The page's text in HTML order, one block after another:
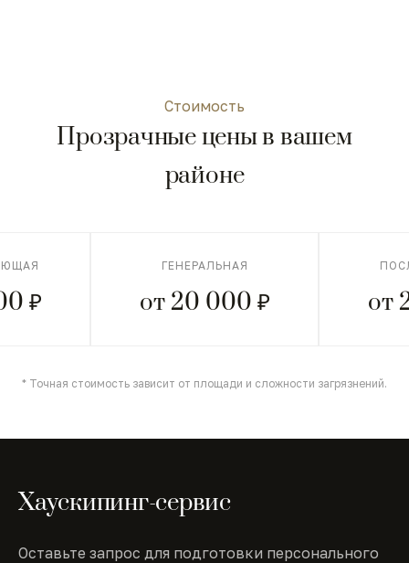
Стоимость
Прозрачные цены в вашем
районе
₽
ГЕНЕРАЛЬНАЯ
от 20 000 ₽ от
* Точная стоимость зависит от площади и сложности загрязнений.
Хаускипинг-сервис
Оставьте запрос для подготовки персонального